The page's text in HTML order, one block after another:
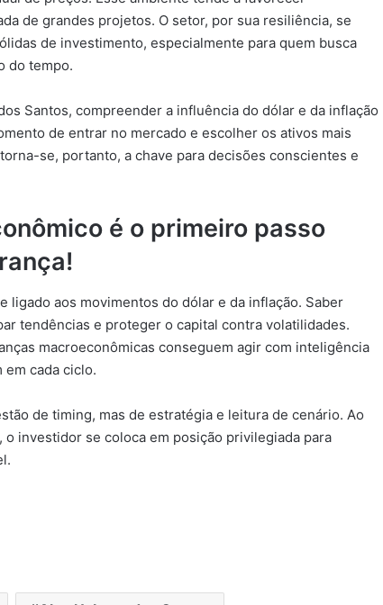
de grandes projetos. O setor, por sua resiliência, se
de investimento, especialmente para quem busca
do tempo.
Santos, compreender a influência do dólar e da inflação
de entrar no mercado e escolher os ativos mais
se, portanto, a chave para decisões conscientes e
é o primeiro passo
ligado aos movimentos do dólar e da inflação. Saber
tendências e proteger o capital contra volatilidades.
macroeconômicas conseguem agir com inteligência
cada ciclo.
de timing, mas de estratégia e leitura de cenário. Ao
investidor se coloca em posição privilegiada para